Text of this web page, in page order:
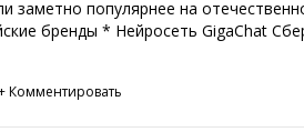
заметно популярнее на
бренды * Нейросеть GigaChat
Комментировать